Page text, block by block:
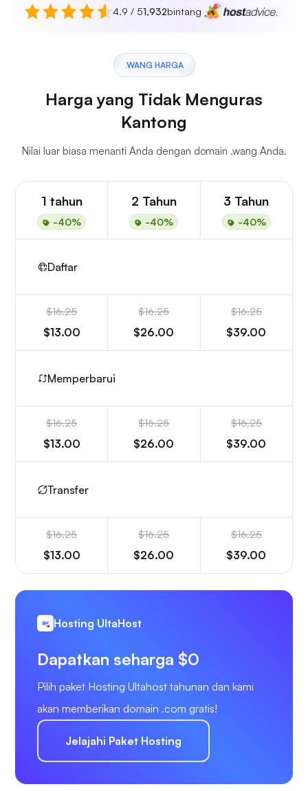
4.9 / 51,932bintang
.WANG HARGA
Harga yang Tidak Menguras
Kantong
Nilai luar biasa menanti Anda dengan domain .wang Anda.
1 tahun
-40%
2 Tahun
-40%
3 Tahun
-40%
Daftar
$16.25
$13.00
$16.25
$26.00
$16.25
$39.00
Memperbarui
$16.25
$13.00
$16.25
$26.00
$16.25
$39.00
Transfer
$16.25
$13.00
$16.25
$26.00
$16.25
$39.00
Hosting UltaHost
Dapatkan seharga $0
Pilih paket Hosting Ultahost tahunan dan kami
akan memberikan domain .com gratis!
Jelajahi Paket Hosting